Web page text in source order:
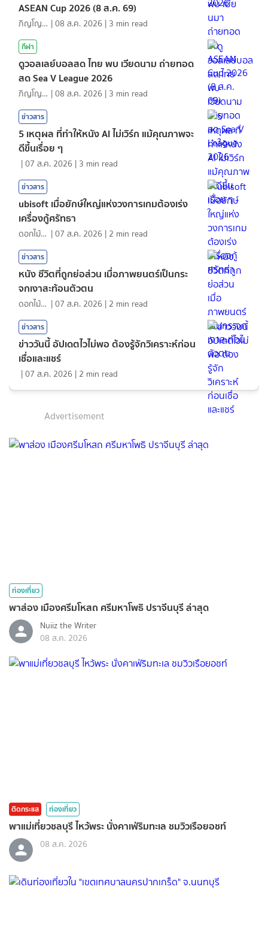
ASEAN Cup 2026 (8 ส.ค. 69)
ภิญโญ ส่องแสง |08 ส.ค. 2026 | 3 min read
กีฬา
ดูวอลเลย์บอลสด ไทย พบ เวียดนาม ถ่ายทอด
สด Sea V League 2026
ภิญโญ ส่องแสง |08 ส.ค. 2026 | 3 min read
ข่าวสาร
5 เหตุผล ที่ทำให้หนัง AI ไม่เวิร์ก แม้คุณภาพจะ
ดีขึ้นเรื่อย ๆ
|07 ส.ค. 2026 | 3 min read
ข่าวสาร
ubisoft เมื่อยักษ์ใหญ่แห่งวงการเกมต้องเร่ง
เครื่องกู้ศรัทธา
ดอกไม้กับสายน้ำ |07 ส.ค. 2026 | 2 min read
ข่าวสาร
หนัง ชีวิตที่ถูกย่อส่วน เมื่อภาพยนตร์เป็นกระ
จกเงาสะท้อนตัวตน
ดอกไม้กับสายน้ำ |07 ส.ค. 2026 | 2 min read
ข่าวสาร
ข่าววันนี้ อัปเดตไวไม่พอ ต้องรู้จักวิเคราะห์ก่อน
เชื่อและแชร์
|07 ส.ค. 2026 | 2 min read
Advertisement
ท่องเที่ยว
พาส่อง เมืองศรีมโหสถ ศรีมหาโพธิ ปราจีนบุรี ล่าสุด
Nuiiz ​the​ Writer​
08 ส.ค. 2026
ติดกระแส ท่องเที่ยว
พาแม่เที่ยวชลบุรี ไหว้พระ นั่งคาเฟ่ริมทะเล ชมวิวเรือยอชท์
08 ส.ค. 2026